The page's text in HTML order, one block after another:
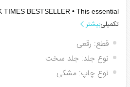
TIMES BESTSELLER • This essential
تکمیلیبیشتر
قطع: رقعی
نوع جلد: جلد سخت
نوع چاپ: مشکی